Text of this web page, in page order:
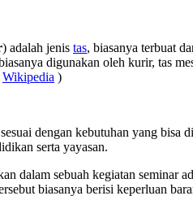
) adalah jenis tas, biasanya terbuat
digunakan oleh kurir, tas
Wikipedia )
dengan kebutuhan yang
serta yayasan.
dalam sebuah kegiatan seminar
biasanya berisi keperluan